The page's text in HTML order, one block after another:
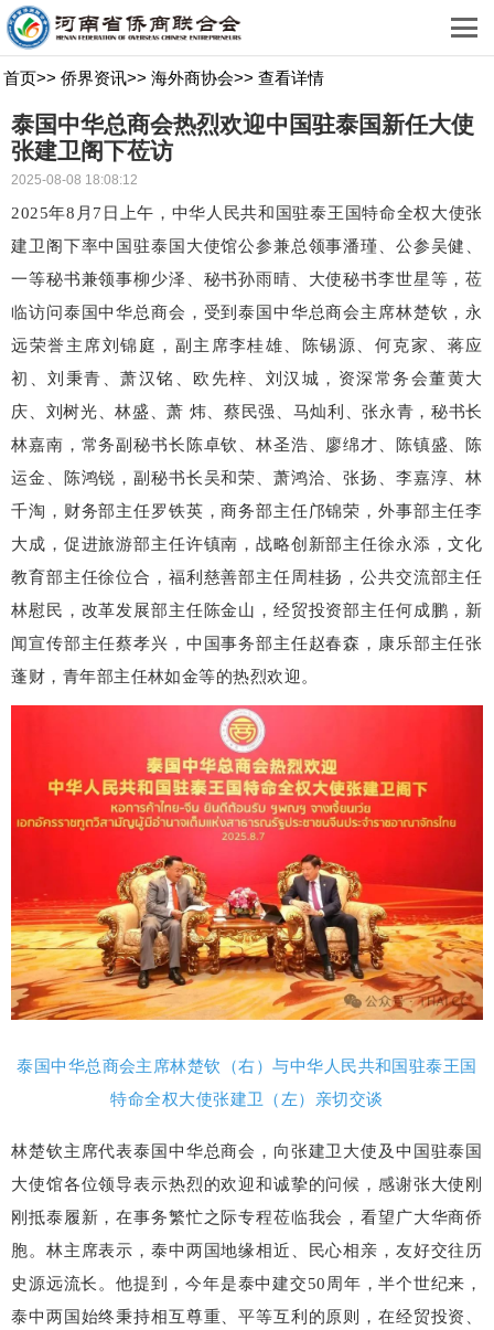
首页>> 侨界资讯>> 海外商协会>> 查看详情
泰国中华总商会热烈欢迎中国驻泰国新任大使
张建卫阁下莅访
2025-08-08 18:08:12
2025年8月7日上午，中华人民共和国驻泰王国特命全权大使张
建卫阁下率中国驻泰国大使馆公参兼总领事潘瑾、公参吴健、
一等秘书兼领事柳少泽、秘书孙雨晴、大使秘书李世星等，莅
临访问泰国中华总商会，受到泰国中华总商会主席林楚钦，永
远荣誉主席刘锦庭，副主席李桂雄、陈锡源、何克家、蒋应
初、刘秉青、萧汉铭、欧先梓、刘汉城，资深常务会董黄大
庆、刘树光、林盛、萧 炜、蔡民强、马灿利、张永青，秘书长
林嘉南，常务副秘书长陈卓钦、林圣浩、廖绵才、陈镇盛、陈
运金、陈鸿锐，副秘书长吴和荣、萧鸿洽、张扬、李嘉淳、林
千淘，财务部主任罗铁英，商务部主任邝锦荣，外事部主任李
大成，促进旅游部主任许镇南，战略创新部主任徐永添，文化
教育部主任徐位合，福利慈善部主任周桂扬，公共交流部主任
林慰民，改革发展部主任陈金山，经贸投资部主任何成鹏，新
闻宣传部主任蔡孝兴，中国事务部主任赵春森，康乐部主任张
蓬财，青年部主任林如金等的热烈欢迎。
泰国中华总商会主席林楚钦（右）与中华人民共和国驻泰王国
特命全权大使张建卫（左）亲切交谈
林楚钦主席代表泰国中华总商会，向张建卫大使及中国驻泰国
大使馆各位领导表示热烈的欢迎和诚挚的问候，感谢张大使刚
刚抵泰履新，在事务繁忙之际专程莅临我会，看望广大华商侨
胞。林主席表示，泰中两国地缘相近、民心相亲，友好交往历
史源远流长。他提到，今年是泰中建交50周年，半个世纪来，
泰中两国始终秉持相互尊重、平等互利的原则，在经贸投资、